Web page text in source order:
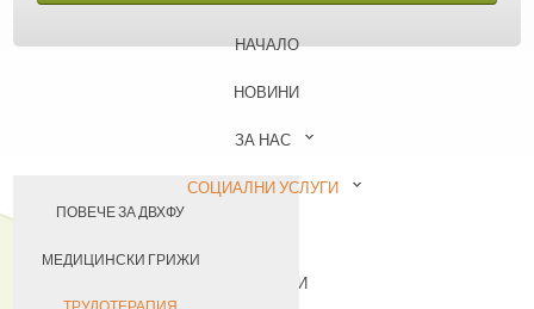
НАЧАЛО
НОВИНИ
ЗА НАС
ПОВЕЧЕ ЗА ДВХФУ
НАШИЯТ ЕКИП
УЧАСТИЕ В ПРОЕКТИ
СОЦИАЛНИ УСЛУГИ
МЕДИЦИНСКИ ГРИЖИ
КОНТАКТИ